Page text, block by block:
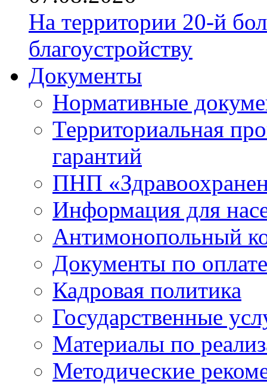
На территории 20-й
благоустройству
Документы
Нормативные
Территориальная
гарантий
ПНП
Информация для
Антимонопольный
Документы по
Кадровая политика
Государственные
Материалы по
Методические